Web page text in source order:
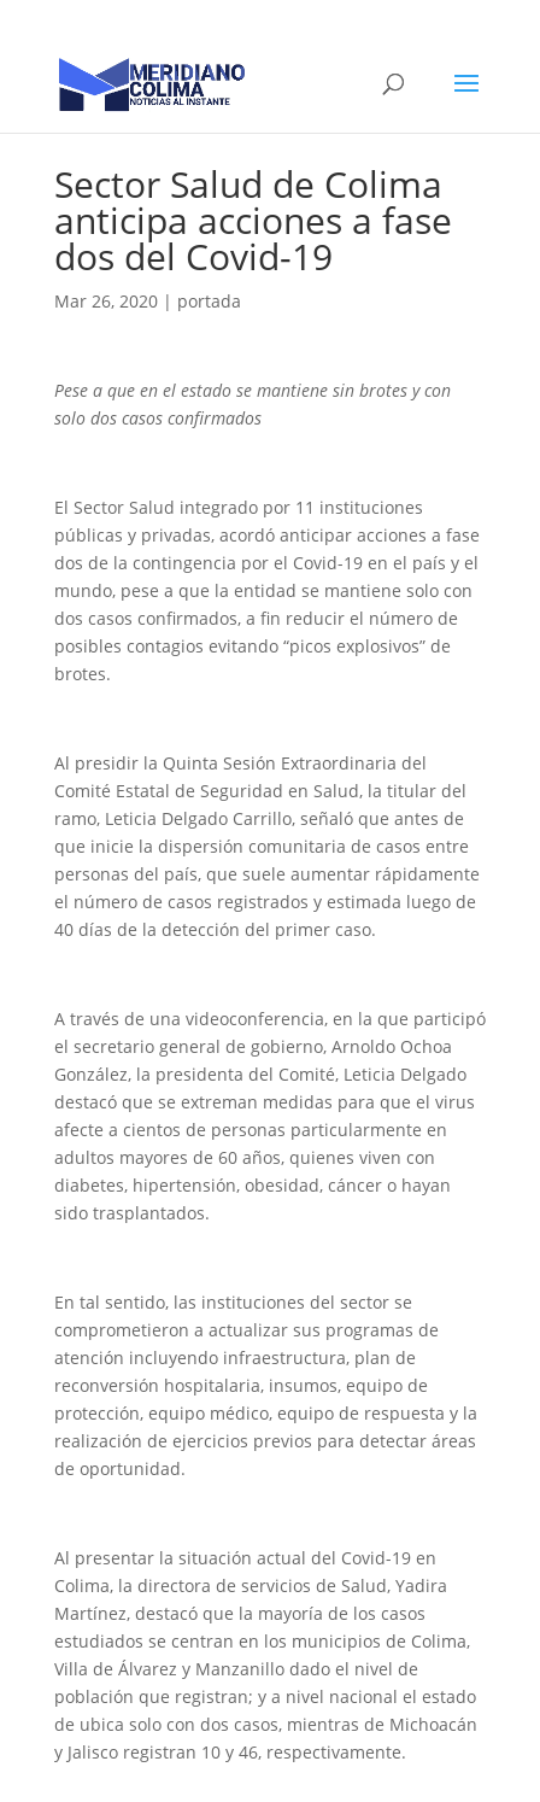
Sector Salud de Colima
anticipa acciones a fase
dos del Covid-19
Mar 26, 2020| portada
Pese a que en el estado se mantiene sin brotes y con
solo dos casos confirmados
El Sector Salud integrado por 11 instituciones
públicas y privadas, acordó anticipar acciones a fase
dos de la contingencia por el Covid-19 en el país y el
mundo, pese a que la entidad se mantiene solo con
dos casos confirmados, a fin reducir el número de
posibles contagios evitando “picos explosivos” de
brotes.
Al presidir la Quinta Sesión Extraordinaria del
Comité Estatal de Seguridad en Salud, la titular del
ramo, Leticia Delgado Carrillo, señaló que antes de
que inicie la dispersión comunitaria de casos entre
personas del país, que suele aumentar rápidamente
el número de casos registrados y estimada luego de
40 días de la detección del primer caso.
A través de una videoconferencia, en la que participó
el secretario general de gobierno, Arnoldo Ochoa
González, la presidenta del Comité, Leticia Delgado
destacó que se extreman medidas para que el virus
afecte a cientos de personas particularmente en
adultos mayores de 60 años, quienes viven con
diabetes, hipertensión, obesidad, cáncer o hayan
sido trasplantados.
En tal sentido, las instituciones del sector se
comprometieron a actualizar sus programas de
atención incluyendo infraestructura, plan de
reconversión hospitalaria, insumos, equipo de
protección, equipo médico, equipo de respuesta y la
realización de ejercicios previos para detectar áreas
de oportunidad.
Al presentar la situación actual del Covid-19 en
Colima, la directora de servicios de Salud, Yadira
Martínez, destacó que la mayoría de los casos
estudiados se centran en los municipios de Colima,
Villa de Álvarez y Manzanillo dado el nivel de
población que registran; y a nivel nacional el estado
de ubica solo con dos casos, mientras de Michoacán
y Jalisco registran 10 y 46, respectivamente.